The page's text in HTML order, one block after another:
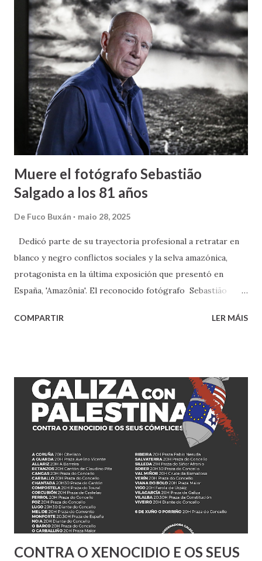
proporcionalidad y legalidad de la intervención policial, así
como sobre el respeto al derecho fundamental a la vida.
Exigimos información urgente, clara y transparente , así
como una investigación independiente que garantice
verdad, justicia y reparación. No podemos aceptar más
impunidad. La muerte de Abdoulie no puede ser tratada
como un hecho aislado. Es el reflejo de un racismo
institucional, estructural y sistémico que expone,
criminaliza y abandona a la juventud negra y africana en Ca...
Muere el fotógrafo Sebastião
Salgado a los 81 años
De Fuco Buxán maio 28, 2025
Dedicó parte de su trayectoria profesional a retratar en
blanco y negro conflictos sociales y la selva amazónica,
protagonista en la última exposición que presentó en
España, 'Amazônia'. El reconocido fotógrafo Sebastião
informado la Academia de Bellas Artes francesa. "El
edad de 81 años, de su compañero fotógrafo Sebastião
Salgado (1944-2025)", ha indicado la entidad. El fotógrafo
dedicó parte de su trayectoria profesional a retratar en
blanco y negro conflictos sociales y la selva amazónica,
protagonista en la última exposición que presentó en
España, Amazônia . En 2024, en Barcelona, Salgado
presentó la muestra que antes había parado en Madrid e
hizo un llamamiento a proteger la Amazonia, que definió
como "el paraíso en la tie...
COMPARTIR LER MÁIS
CONTRA O XENOCIDIO E OS SEUS